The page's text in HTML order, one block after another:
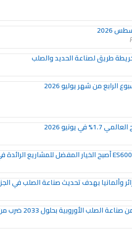
طريق لصناعة الحديد والصلب
الرابع من شهر يوليو 2026
في يونيو 2026
وألمانيا بهدف تحديث صناعة الصلب في
الصلب الأوروبية بحلول 2033 ضرب من الخيال